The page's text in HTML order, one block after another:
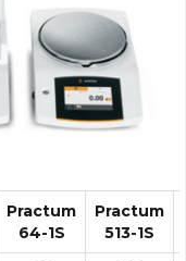
Practum
64-1S
Practum
513-1S